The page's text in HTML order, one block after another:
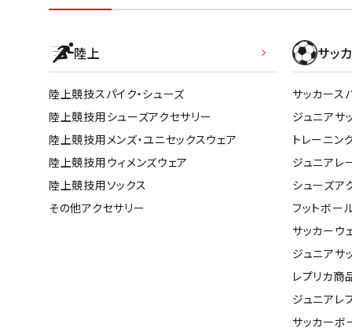
陸上
陸上競技スパイク・シューズ
陸上競技用シューズアクセサリー
陸上競技用メンズ・ユニセックスウェア
陸上競技用ウィメンズウェア
陸上競技用ソックス
その他アクセサリー
サッ
サッカース
ジュニアサ
トレーニン
ジュニアレ
シューズア
フットボー
サッカーウ
ジュニアサ
レプリカ商
ジュニアレ
サッカーボ